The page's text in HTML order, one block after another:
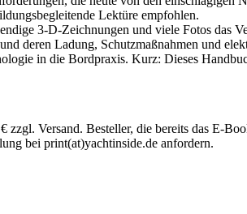
Lektüre empfohlen.
3-D-Zeichnungen und viele Fotos das
deren Ladung, Schutzmaßnahmen und
in die Bordpraxis. Kurz: Dieses
Versand. Besteller, die bereits das E-
bei print(at)yachtinside.de anfordern.